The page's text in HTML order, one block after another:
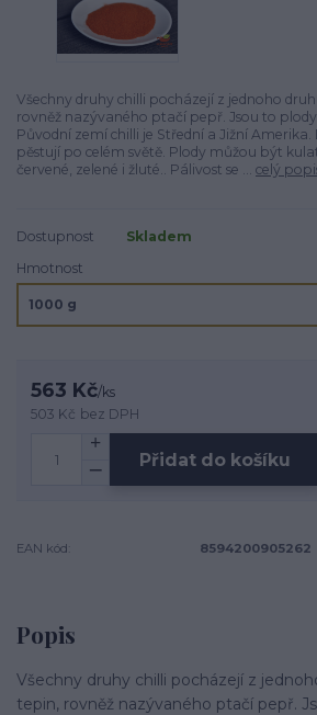
Všechny druhy chilli pocházejí z jednoho
rovněž nazývaného ptačí pepř. Jsou to
Původní zemí chilli je Střední a Jižní Amerika.
pěstují po celém světě. Plody můžou být
červené, zelené i žluté.. Pálivost se ... celý
Dostupnost
Skladem
Hmotnost
563 Kč/ks
503 Kč bez DPH
Přidat do košíku
EAN kód: 8594200905262
Popis
Všechny druhy chilli pocházejí z
tepin, rovněž nazývaného ptačí pepř.